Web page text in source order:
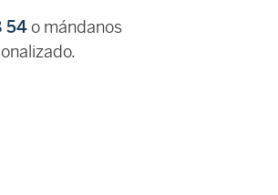
54 o mándanos